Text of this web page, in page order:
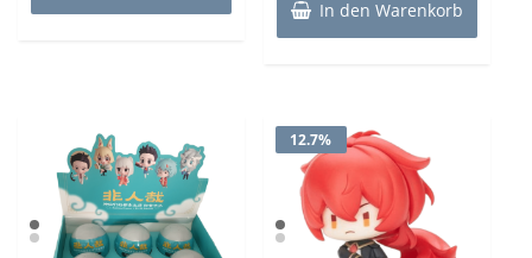
In den Warenkorb
12.7%